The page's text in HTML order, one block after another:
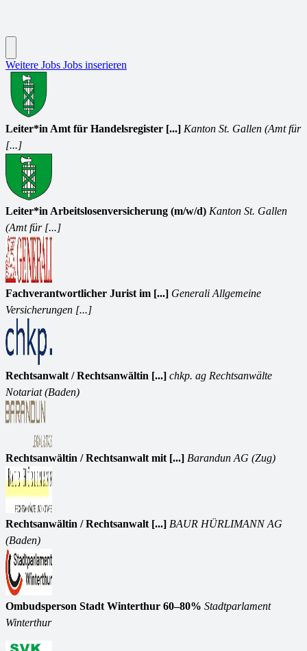
Weitere Jobs Jobs inserieren
Leiter*in Amt für Handelsregister [...] Kanton St. Gallen (Amt für
[...]
Leiter*in Arbeitslosenversicherung (m/w/d) Kanton St. Gallen
(Amt für [...]
Fachverantwortlicher Jurist im [...] Generali Allgemeine
Versicherungen [...]
Rechtsanwalt / Rechtsanwältin [...] chkp. ag Rechtsanwälte
Notariat (Baden)
Rechtsanwältin / Rechtsanwalt mit [...] Barandun AG (Zug)
Rechtsanwältin / Rechtsanwalt [...] BAUR HÜRLIMANN AG
(Baden)
Ombudsperson Stadt Winterthur 60–80% Stadtparlament
Winterthur